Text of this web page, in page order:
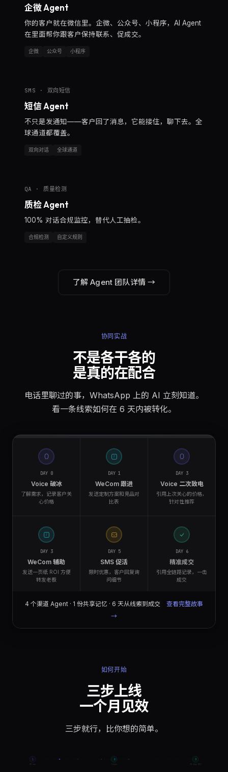
企微 Agent
你的客户就在微信里。企微、公众号、小程序，AI Agent
在里面帮你跟客户保持联系、促成交。
企微 公众号 小程序
SMS · 双向短信
短信 Agent
不只是发通知——客户回了消息，它能接住，聊下去。全
球通道都覆盖。
双向对话 全球通道
QA · 质量检测
质检 Agent
100% 对话合规监控，替代人工抽检。
合规检测 自定义规则
了解 Agent 团队详情 →
协同实战
不是各干各的
是真的在配合
电话里聊过的事，WhatsApp 上的 AI 立刻知道。
看一条线索如何在 6 天内被转化。
DAY 0
Voice 破冰
了解需求，记录客户关
心价格
DAY 1
WeCom 跟进
发送定制方案和竞品对
比表
DAY 3
Voice 二次致电
引用上次关心的价格，
针对性推荐
DAY 3
WeCom 辅助
发送一页纸 ROI 方便
转发老板
DAY 5
SMS 促活
限时优惠，客户回复询
问细节
DAY 6
精准成交
引用全链路记录，一击
成交
4 个渠道 Agent · 1 份共享记忆 · 6 天从线索到成交
查看完整故事
→
如何开始
三步上线
一个月见效
三步就行，比你想的简单。
1 2 3